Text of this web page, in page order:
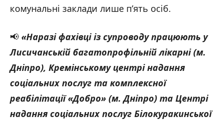
комунальні заклади лише п’ять осіб.
📢 «Наразі фахівці із супроводу працюють у
Лисичанській багатопрофільній лікарні (м.
Дніпро), Кремінському центрі надання
соціальних послуг та комплексної
реабілітації «Добро» (м. Дніпро) та Центрі
надання соціальних послуг Білокуракинської